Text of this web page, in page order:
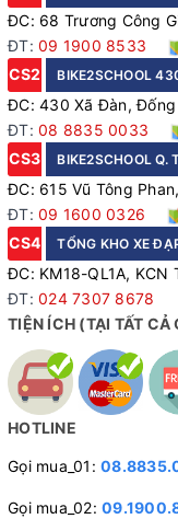
ĐC: 68 Trương Công
ĐT: 09 1900 8533
CS2
BIKE2SCHOOL
ĐC: 430 Xã Đàn,
ĐT: 08 8835 0033
CS3
BIKE2SCHOOL Q.
ĐC: 615 Vũ Tông
ĐT: 09 1600 0326
CS4
TỔNG KHO XE
ĐC: KM18-QL1A, KCN
ĐT: 024 7307 8678
TIỆN ÍCH (TẠI TẤT CẢ
HOTLINE
Gọi mua_01:
Gọi mua_02: